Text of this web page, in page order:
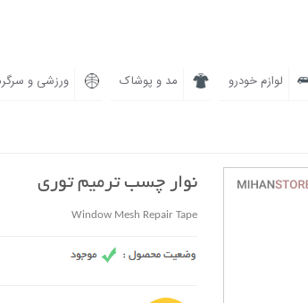
لوازم خودرو مد و پوشاک ورزشی و
نوار چسب ترمیم توری
Window Mesh Repair Tape